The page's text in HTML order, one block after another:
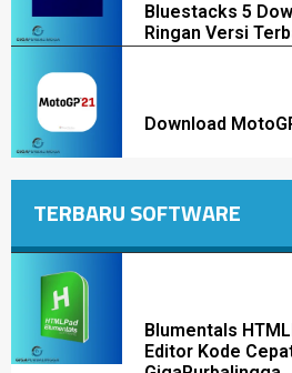
Bluestacks 5
Ringan Versi
Download
TERBARU SOFTWARE
Blumentals
Editor Kode